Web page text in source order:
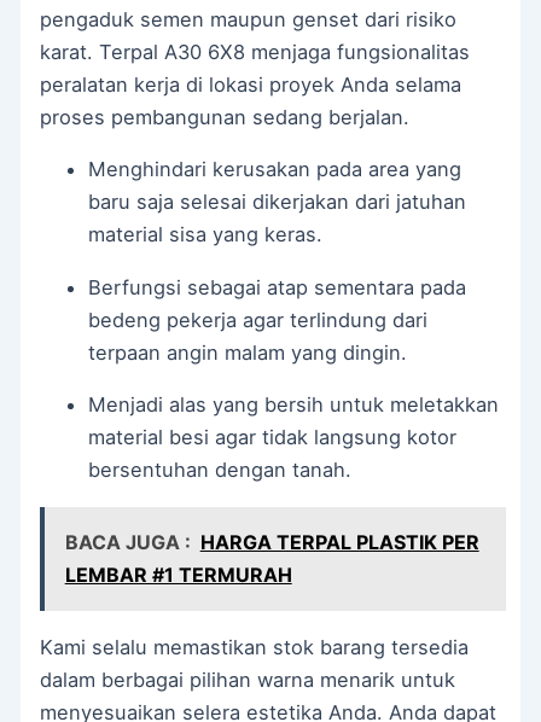
pengaduk semen maupun genset dari risiko
karat. Terpal A30 6X8 menjaga fungsionalitas
peralatan kerja di lokasi proyek Anda selama
proses pembangunan sedang berjalan.
Menghindari kerusakan pada area yang
baru saja selesai dikerjakan dari jatuhan
material sisa yang keras.
Berfungsi sebagai atap sementara pada
bedeng pekerja agar terlindung dari
terpaan angin malam yang dingin.
Menjadi alas yang bersih untuk meletakkan
material besi agar tidak langsung kotor
bersentuhan dengan tanah.
BACA JUGA : HARGA TERPAL PLASTIK PER
LEMBAR #1 TERMURAH
Kami selalu memastikan stok barang tersedia
dalam berbagai pilihan warna menarik untuk
menyesuaikan selera estetika Anda. Anda dapat